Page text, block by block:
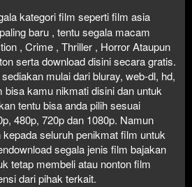
kategori film seperti film asia
baru , tentu segala macam
, Crime , Thriller , Horror Ataupun
serta download disini secara gratis.
mulai dari bluray, web-dl, hd,
bisa kamu nikmati disini dan untuk
tentu bisa anda pilih sesuai
480p, 720p dan 1080p. Namun
seluruh penikmat film untuk
segala jenis film bajakan
tetap membeli atau nonton film
dari pihak terkait.